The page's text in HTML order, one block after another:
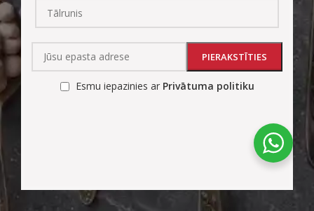
Esmu iepazinies ar Privātuma politiku